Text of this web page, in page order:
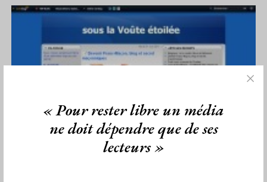
« Pour rester libre un média
ne doit dépendre que de ses
lecteurs »